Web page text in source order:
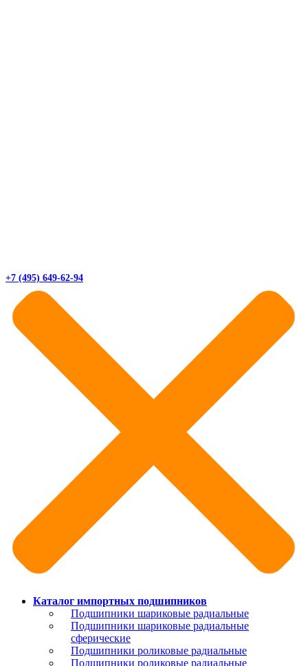
+7 (495) 649-62-94
Каталог импортных подшипников
Подшипники шариковые радиальные
Подшипники шариковые радиальные
сферические
Подшипники роликовые радиальные
Подшипники роликовые радиальные